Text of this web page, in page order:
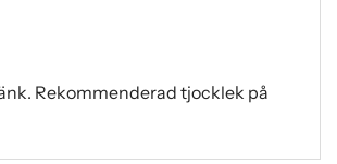
Rekommenderad tjocklek på